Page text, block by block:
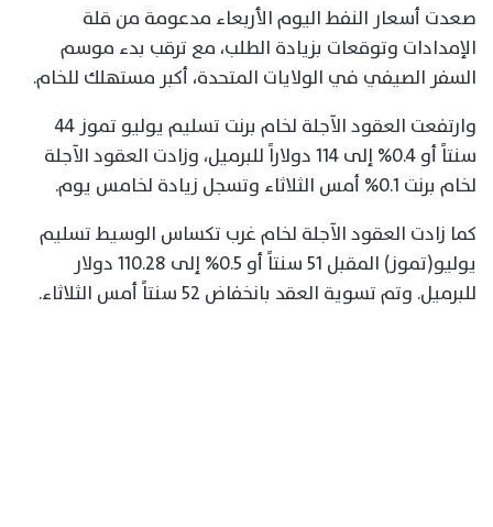
صعدت أسعار النفط اليوم الأربعاء مدعومة من قلة
الإمدادات وتوقعات بزيادة الطلب، مع ترقب بدء موسم
السفر الصيفي في الولايات المتحدة، أكبر مستهلك للخام.
وارتفعت العقود الآجلة لخام برنت تسليم يوليو تموز 44
سنتاً أو 0.4% إلى 114 دولاراً للبرميل، وزادت العقود الآجلة
لخام برنت 0.1% أمس الثلاثاء وتسجل زيادة لخامس يوم.
كما زادت العقود الآجلة لخام غرب تكساس الوسيط تسليم
يوليو(تموز) المقبل 51 سنتاً أو 0.5% إلى 110.28 دولار
للبرميل. وتم تسوية العقد بانخفاض 52 سنتاً أمس الثلاثاء.